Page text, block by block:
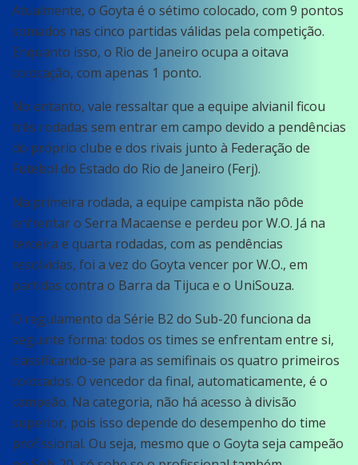
Atualmente, o Goyta é o sétimo colocado, com 9 pontos
somados nas cinco partidas válidas pela competição.
Enquanto isso, o Rio de Janeiro ocupa a oitava
colocação, com apenas 1 ponto.
No entanto, vale ressaltar que a equipe alvianil ficou
três rodadas sem entrar em campo devido a pendências
do próprio clube e dos rivais junto à Federação de
Futebol do Estado do Rio de Janeiro (Ferj).
Na primeira rodada, a equipe campista não pôde
enfrentar o Serra Macaense e perdeu por W.O. Já na
terceira e quarta rodadas, com as pendências
resolvidas, foi a vez do Goyta vencer por W.O., em
partidas contra o Barra da Tijuca e o UniSouza.
O regulamento da Série B2 do Sub-20 funciona da
seguinte forma: todos os times se enfrentam entre si,
classificando-se para as semifinais os quatro primeiros
colocados. O vencedor da final, automaticamente, é o
campeão. Na categoria, não há acesso à divisão
superior, pois isso depende do desempenho do time
profissional. Ou seja, mesmo que o Goyta seja campeão